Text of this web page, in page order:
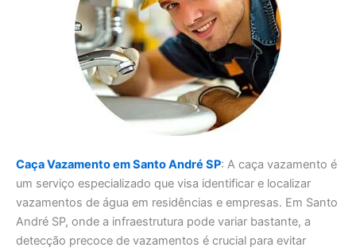
Caça Vazamento em Santo André SP: A caça vazamento é
um serviço especializado que visa identificar e localizar
vazamentos de água em residências e empresas. Em Santo
André SP, onde a infraestrutura pode variar bastante, a
detecção precoce de vazamentos é crucial para evitar